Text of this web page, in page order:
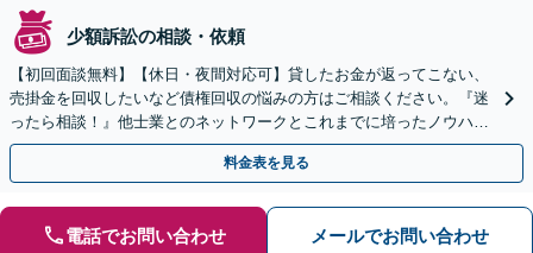
少額訴訟の相談・依頼
【初回面談無料】【休日・夜間対応可】貸したお金が返ってこない、
売掛金を回収したいなど債権回収の悩みの方はご相談ください。『迷
ったら相談！』他士業とのネットワークとこれまでに培ったノウハウ
を駆使して最後まで寄り添ってサポートします。
料金表を見る
電話でお問い合わせ メールでお問い合わせ